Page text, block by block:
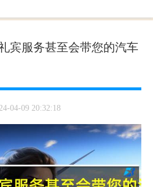
宾服务甚至会带您的汽车
04-09 20:32:18